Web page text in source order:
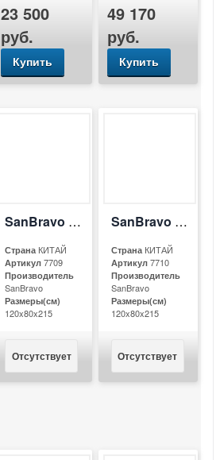
23 500
руб.
Купить
49 170
руб.
Купить
SanBravo SB-C1222L
Страна КИТАЙ
Артикул 7709
Производитель
SanBravo
Размеры(см)
120x80x215
Отсутствует
SanBravo SB-C1222R
СтранаКИТАЙ
Артикул7710
Производитель
SanBravo
Размеры(см)
120x80x215
Отсутствует